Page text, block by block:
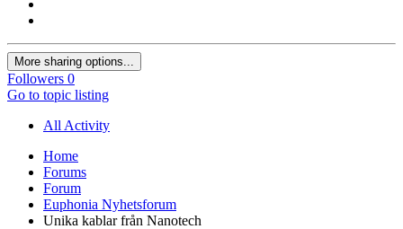
More sharing options...
Followers 0
Go to topic listing
All Activity
Home
Forums
Forum
Euphonia Nyhetsforum
Unika kablar från Nanotech